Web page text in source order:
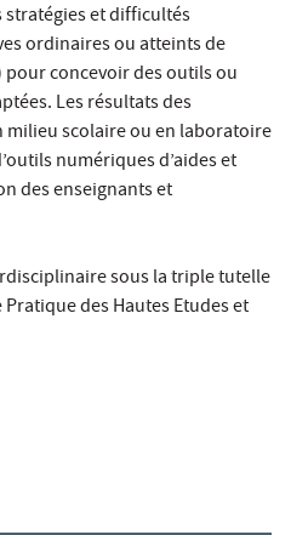
stratégies et difficultés
ordinaires ou atteints de
concevoir des outils ou
Les résultats des
scolaire ou en laboratoire
numériques d’aides et
des enseignants et
sous la triple tutelle
Pratique des Hautes Etudes et